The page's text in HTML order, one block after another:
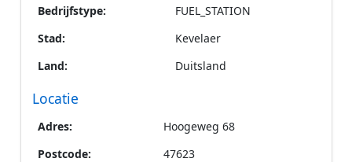
Bedrijfstype:
FUEL_STATION
Stad:
Kevelaer
Land:
Duitsland
Locatie
Adres:
Hoogeweg 68
Postcode:
47623